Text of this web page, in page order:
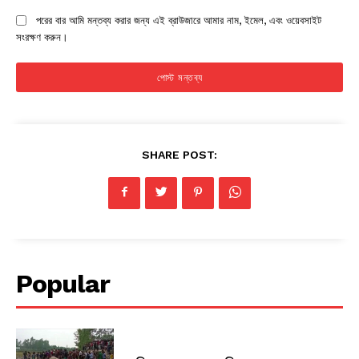
পরের বার আমি মন্তব্য করার জন্য এই ব্রাউজারে আমার নাম, ইমেল, এবং ওয়েবসাইট
সংরক্ষণ করুন।
SHARE POST:
Popular